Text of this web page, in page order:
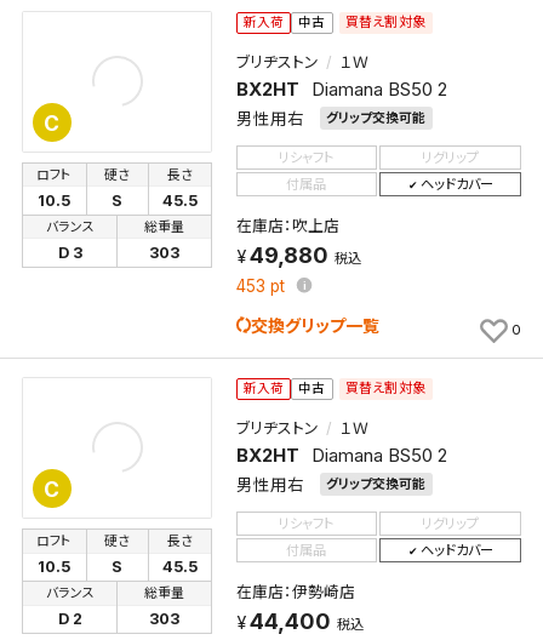
C
新入荷 中古 買替え割対象
ブリヂストン １Ｗ
BX2HT Diamana BS50 2
男性用右 グリップ交換可能
ロフト
10.5
硬さ
S
長さ
45.5
バランス
D 3
総重量
303
リシャフト
リグリップ
付属品
ヘッドカバー
在庫店：吹上店
49,880 税込
453 pt
交換グリップ一覧 0
C
新入荷 中古 買替え割対象
ブリヂストン １Ｗ
BX2HT Diamana BS50 2
男性用右 グリップ交換可能
ロフト
10.5
硬さ
S
長さ
45.5
バランス
D 2
総重量
303
リシャフト
リグリップ
付属品
ヘッドカバー
在庫店：伊勢崎店
44,400 税込